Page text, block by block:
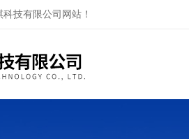
技有限公司网站！